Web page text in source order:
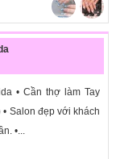
• Cần thợ làm Tay
Salon đẹp với khách
•...